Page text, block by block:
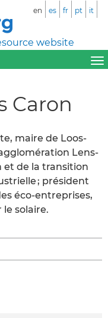
website
en es fr pt it
Caron
maire de Loos-
Lens-
et de la transition
; président
éco-entreprises,
solaire.